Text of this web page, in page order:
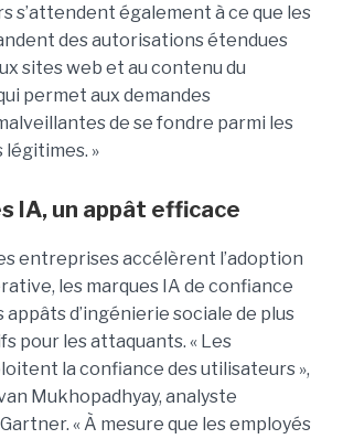
s’attendent également à ce que les
des autorisations étendues
sites web et au contenu du
permet aux demandes
de se fondre parmi les
»
IA, un appât efficace
entreprises accélèrent l’adoption
les marques IA de confiance
d’ingénierie sociale de plus
pour les attaquants. « Les
la confiance des utilisateurs »,
Mukhopadhyay, analyste
« À mesure que les employés